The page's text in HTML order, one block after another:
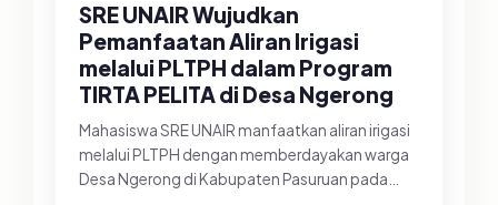
SRE UNAIR Wujudkan
Pemanfaatan Aliran Irigasi
melalui PLTPH dalam Program
TIRTA PELITA di Desa Ngerong
Mahasiswa SRE UNAIR manfaatkan aliran irigasi
melalui PLTPH dengan memberdayakan warga
Desa Ngerong di Kabupaten Pasuruan pada